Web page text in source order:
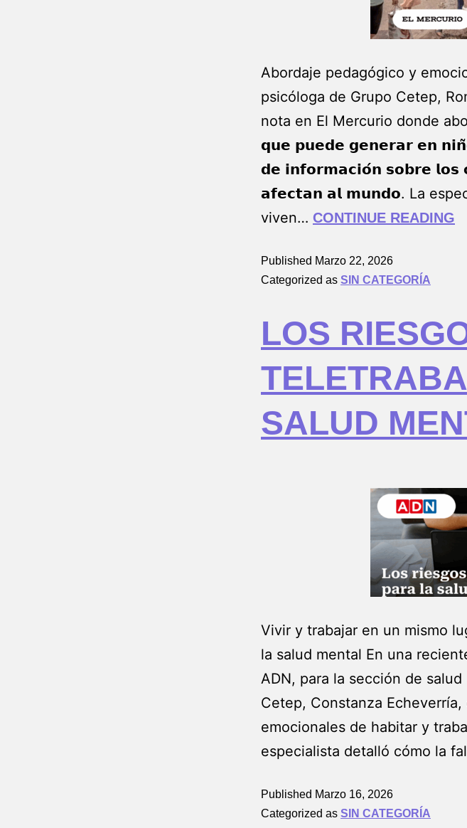
Abordaje pedagógico y
psicóloga de Grupo Cetep,
nota en El Mercurio donde
𝗾𝘂𝗲 𝗽𝘂𝗲𝗱𝗲 𝗴𝗲𝗻𝗲𝗿𝗮𝗿 𝗲𝗻
𝗱𝗲 𝗶𝗻𝗳𝗼𝗿𝗺𝗮𝗰𝗶𝗼́𝗻 𝘀𝗼𝗯𝗿𝗲 𝗹𝗼𝘀
𝗮𝗳𝗲𝗰𝘁𝗮𝗻 𝗮𝗹 𝗺𝘂𝗻𝗱𝗼. La
viven… CONTINUE READING
Published Marzo 22, 2026
Categorized as SIN CATEGORÍA
LOS
SALUD
Vivir y trabajar en un mismo
la salud mental En una
ADN, para la sección de
Cetep, Constanza
emocionales de habitar y
especialista detalló cómo la
Published Marzo 16, 2026
Categorized as SIN CATEGORÍA